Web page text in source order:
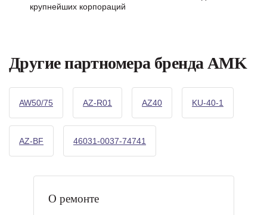
крупнейших корпораций
Другие партномера бренда AMK
AW50/75 AZ-R01 AZ40 KU-40-1
AZ-BF 46031-0037-74741
О ремонте